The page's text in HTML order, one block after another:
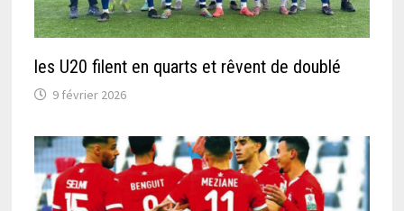
les U20 filent en quarts et rêvent de doublé
9 février 2026